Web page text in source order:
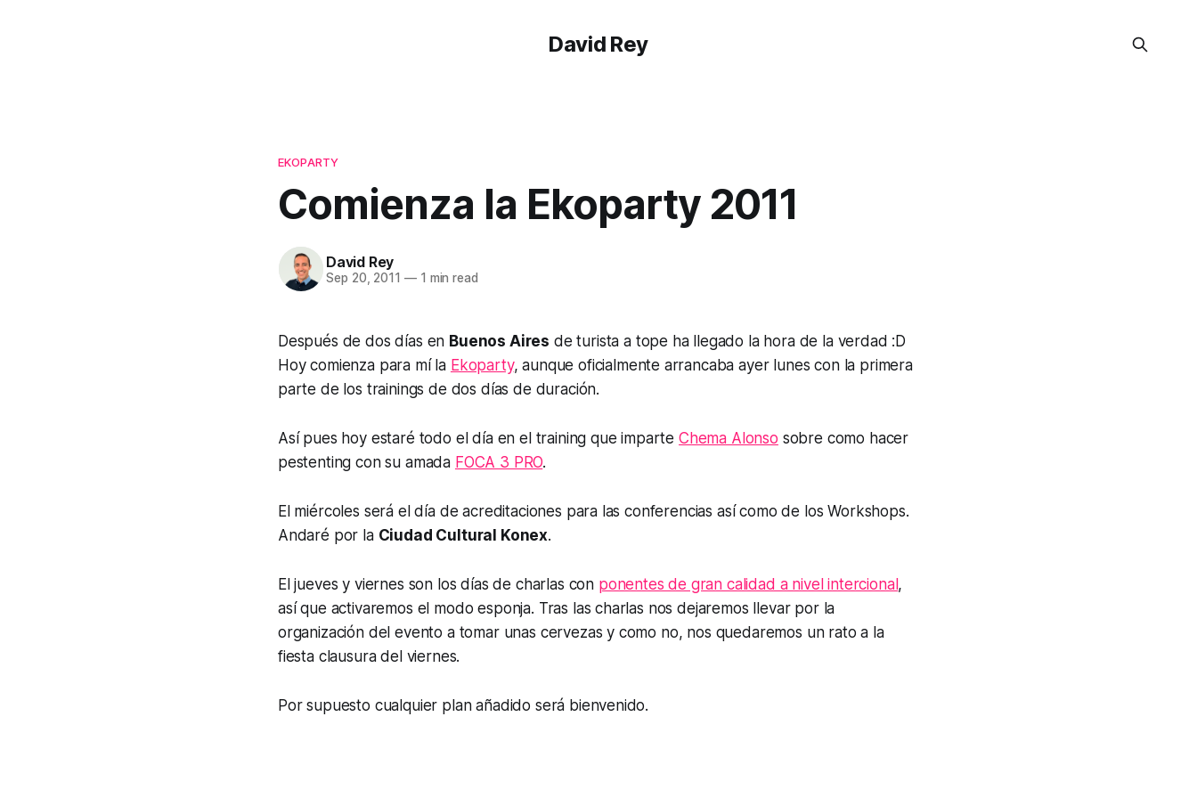
David Rey
EKOPARTY
Comienza la Ekoparty 2011
David Rey
Sep 20, 2011 —1 min read
Después de dos días en Buenos Aires de turista a tope ha llegado la hora de la verdad :D
Hoy comienza para mí la Ekoparty, aunque oficialmente arrancaba ayer lunes con la primera
parte de los trainings de dos días de duración.
Así pues hoy estaré todo el día en el training que imparte Chema Alonso sobre como hacer
pestenting con su amada FOCA 3 PRO.
El miércoles será el día de acreditaciones para las conferencias así como de los Workshops.
Andaré por la Ciudad Cultural Konex.
El jueves y viernes son los días de charlas con ponentes de gran calidad a nivel intercional ,
así que activaremos el modo esponja. Tras las charlas nos dejaremos llevar por la
organización del evento a tomar unas cervezas y como no, nos quedaremos un rato a la
fiesta clausura del viernes.
Por supuesto cualquier plan añadido será bienvenido.